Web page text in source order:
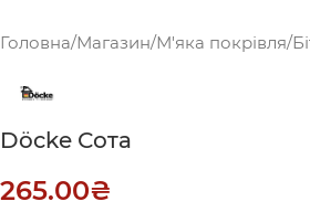
Головна/Магазин/М'яка покрівля/
Döcke Сота
265.00₴